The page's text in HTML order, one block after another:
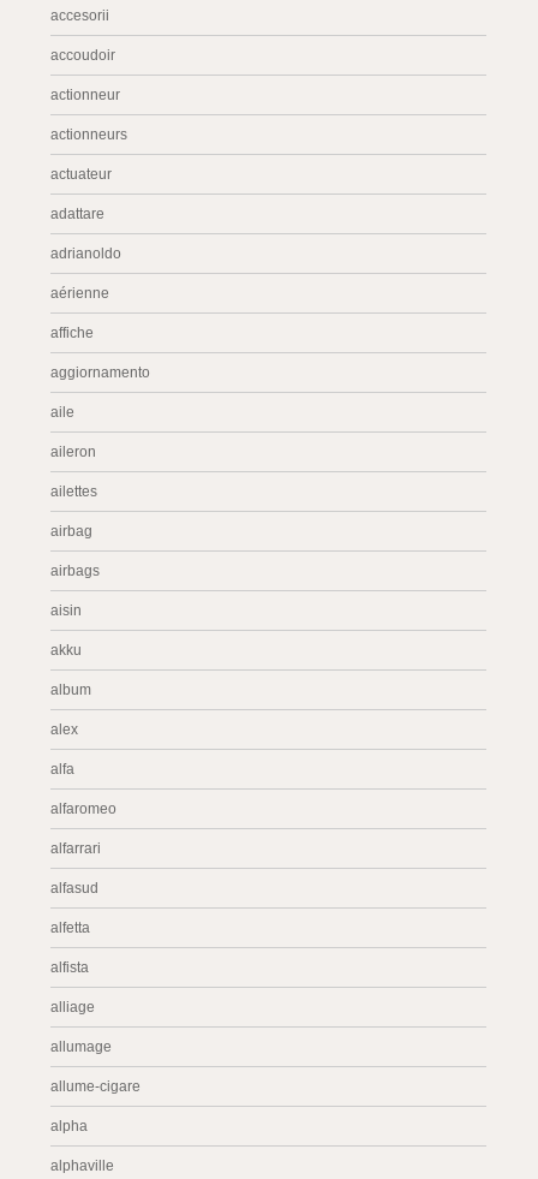
accesorii
accoudoir
actionneur
actionneurs
actuateur
adattare
adrianoldo
aérienne
affiche
aggiornamento
aile
aileron
ailettes
airbag
airbags
aisin
akku
album
alex
alfa
alfaromeo
alfarrari
alfasud
alfetta
alfista
alliage
allumage
allume-cigare
alpha
alphaville